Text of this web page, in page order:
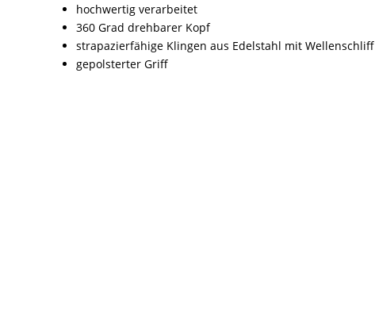
hochwertig verarbeitet
360 Grad drehbarer Kopf
strapazierfähige Klingen aus Edelstahl mit Wellenschliff
gepolsterter Griff